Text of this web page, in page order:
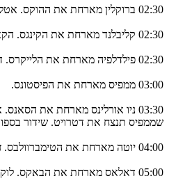
02:30 ברוקלין מארחת את ההוקס. אטלנטה ממשיכה בטיול בניו יורק. האם הפעם לפחות יהיו יותר מאופסים?
02:30 קליבלנד מארחת את הקינגס. הקאבס לקחו את המקום הראשון בדירוג ההגנתי ממילווקי. בין היתר אחרי המשחק האחרון של הבאקס נגד הקינגס.
02:30 פילדלפיה מארחת את הלייקרס. דרבי ה"ציפינו מכן ליותר."
03:00 ממפיס מארחת את הפיסטונס.
03:30 ניו אורלינס מארחת את
שממפיס תנצח את דטרויט. שידור בספורט 5
04:00 יוטה מארחת את הטימברוולבס. זוכרים כשהג'אז הובילו את המערב? רודי גובר לראשונה ביוטה במדי האורחת.
05:00 דאלאס מארחת את הבאקס. לוקה נגד יאניס.